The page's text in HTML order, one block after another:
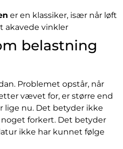
er en klassiker, især når løft
akavede vinkler
belastning
Problemet opstår, når
vævet for, er større end
nu. Det betyder ikke
forkert. Det betyder
ikke har kunnet følge